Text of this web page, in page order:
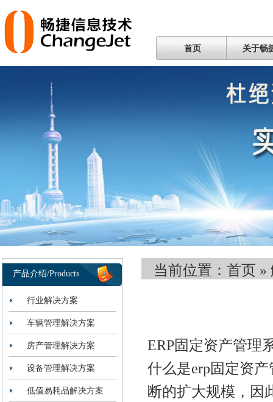
首页 关于畅
产品介绍/Products
行业解决方案
车辆管理解决方案
房产管理解决方案
设备管理解决方案
低值易耗品解决方案
当前位置： 首页 »
ERP固定资产管理
什么是erp固定资
断的扩大规模，因